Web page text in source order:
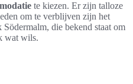
te kiezen. Er zijn talloze
om te verblijven zijn het
die bekend staat om
wat wils.